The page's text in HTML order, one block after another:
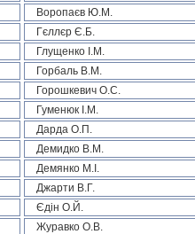
Воропаєв Ю.М.
Гєллєр Є.Б.
Глущенко І.М.
Горбаль В.М.
Горошкевич О.С.
Гуменюк І.М.
Дарда О.П.
Демидко В.М.
Демянко М.І.
Джарти В.Г.
Єдін О.Й.
Журавко О.В.